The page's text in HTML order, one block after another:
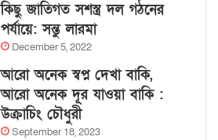
কিছু জাতিগত সশস্ত্র দল গঠনের
পর্যায়ে: সন্তু লারমা
December 5, 2022
আরো অনেক স্বপ্ন দেখা বাকি,
আরো অনেক দূর যাওয়া বাকি :
উক্রাচিং চৌধুরী
September 18, 2023